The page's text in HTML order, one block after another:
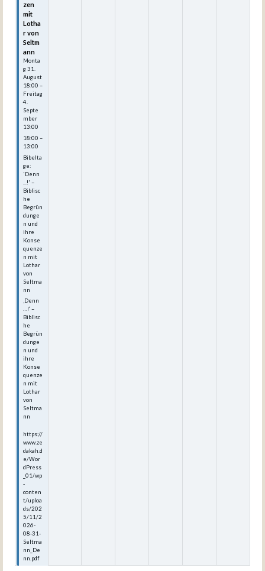
zen
mit
Lotha
r von
Seltm
ann
Monta
g31.
August
18:00 –
Freitag
4.
Septe
mber
13:00
18:00 –
13:00
Bibelta
ge:
'Denn
...!' –
Biblisc
he
Begrün
dunge
n und
ihre
Konse
quenze
n mit
Lothar
von
Seltma
nn
‚Denn
…!‘ –
Biblisc
he
Begrün
dunge
n und
ihre
Konse
quenze
n mit
Lothar
von
Seltma
nn
https://
www.ze
dakah.d
e/Wor
dPress
_01/wp
-
conten
t/uploa
ds/202
5/11/2
026-
08-31-
Seltma
nn_De
nn.pdf